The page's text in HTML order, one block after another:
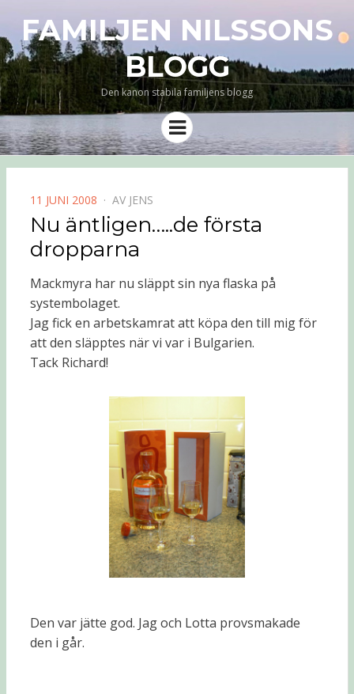
FAMILJEN NILSSONS
BLOGG
Den kanon stabila familjens blogg
Meny
PUBLICERAD
DEN
11 JUNI 2008 AV JENS
Nu äntligen…..de första
dropparna
Mackmyra har nu släppt sin nya flaska på
systembolaget.
Jag fick en arbetskamrat att köpa den till mig för
att den släpptes när vi var i Bulgarien.
Tack Richard!
Den var jätte god. Jag och Lotta provsmakade
den i går.